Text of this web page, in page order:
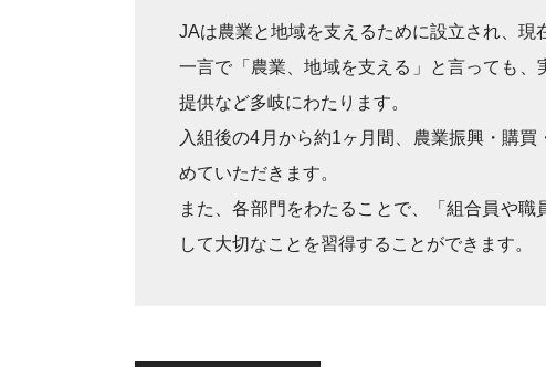
JAは農業と地域を支えるために設立され、現
一言で「農業、地域を支える」と言っても
提供など多岐にわたります。
入組後の4月から約1ヶ月間、農業振興・購
めていただきます。
また、各部門をわたることで、「組合員や
して大切なことを習得することができます。